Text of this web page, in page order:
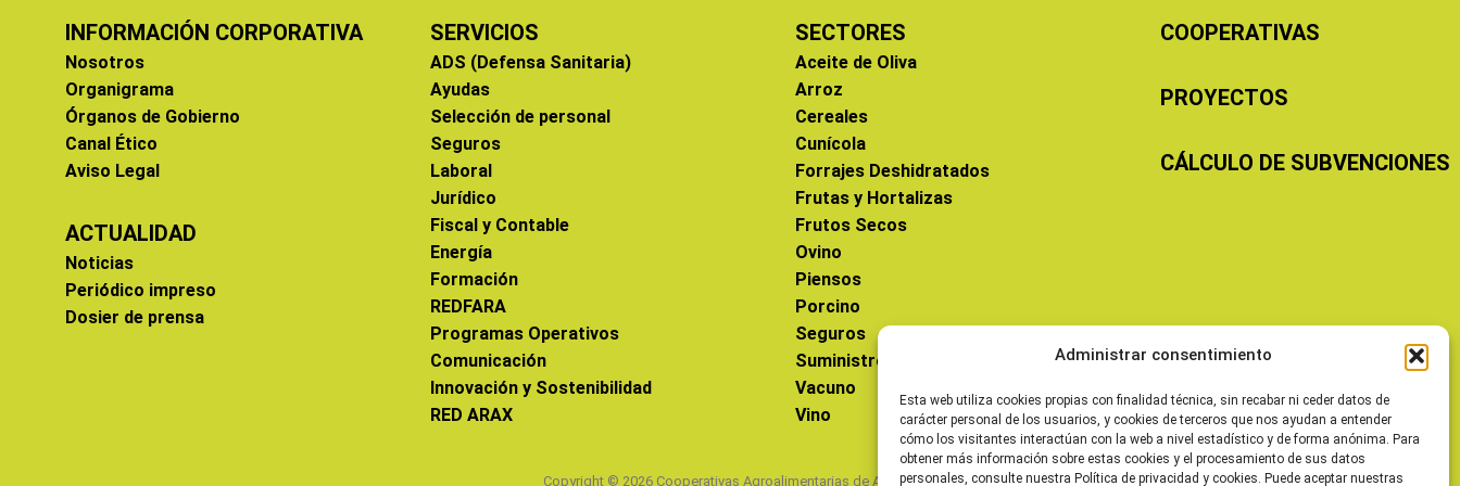
Administrar consentimiento
Esta web utiliza cookies propias con finalidad técnica, sin recabar ni ceder datos de
carácter personal de los usuarios, y cookies de terceros que nos ayudan a entender
cómo los visitantes interactúan con la web a nivel estadístico y de forma anónima. Para
obtener más información sobre estas cookies y el procesamiento de sus datos
personales, consulte nuestra Política de privacidad y cookies. Puede aceptar nuestras
INFORMACIÓN CORPORATIVA
Nosotros
Organigrama
Órganos de Gobierno
Canal Ético
Aviso Legal
ACTUALIDAD
Noticias
Periódico impreso
Dosier de prensa
SERVICIOS
ADS (Defensa Sanitaria)
Ayudas
Selección de personal
Seguros
Laboral
Jurídico
Fiscal y Contable
Energía
Formación
REDFARA
Programas Operativos
Comunicación
Innovación y Sostenibilidad
RED ARAX
SECTORES
Aceite de Oliva
Arroz
Cereales
Cunícola
Forrajes Deshidratados
Frutas y Hortalizas
Frutos Secos
Ovino
Piensos
Porcino
Seguros
Suministros
Vacuno
Vino
COOPERATIVAS
PROYECTOS
CÁLCULO DE SUBVENCIONES
Copyright © 2026 Cooperativas Agroalimentarias de Aragón